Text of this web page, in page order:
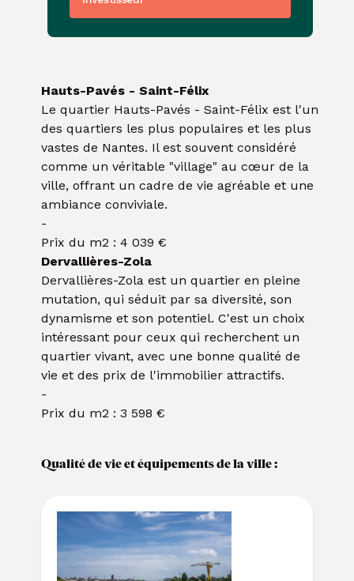
Hauts-Pavés - Saint-Félix
Le quartier Hauts-Pavés - Saint-Félix est l'un
des quartiers les plus populaires et les plus
vastes de Nantes. Il est souvent considéré
comme un véritable "village" au cœur de la
ville, offrant un cadre de vie agréable et une
ambiance conviviale.
-
Prix du m2 : 4 039 €
Dervallières-Zola
Dervallières-Zola est un quartier en pleine
mutation, qui séduit par sa diversité, son
dynamisme et son potentiel. C'est un choix
intéressant pour ceux qui recherchent un
quartier vivant, avec une bonne qualité de
vie et des prix de l'immobilier attractifs.
-
Prix du m2 : 3 598 €
Qualité de vie et équipements de la ville :